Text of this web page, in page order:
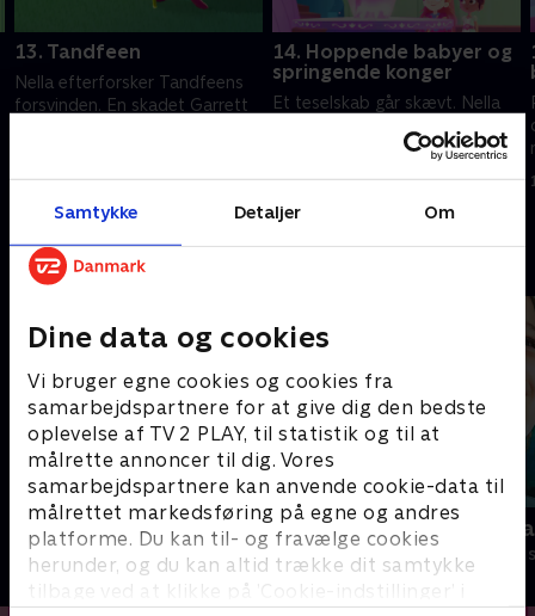
Samtykke Detaljer Om
Dine data og cookies
Vi bruger egne cookies og cookies fra
samarbejdspartnere for at give dig den bedste
oplevelse af TV 2 PLAY, til statistik og til at
målrette annoncer til dig. Vores
samarbejdspartnere kan anvende cookie-data til
målrettet markedsføring på egne og andres
platforme. Du kan til- og fravælge cookies
herunder, og du kan altid trække dit samtykke
tilbage ved at klikke på ’Cookie-indstillinger’ i
13. Tandfeen
Nella efterforsker Tandfeens
forsvinden. En skadet Garrett
1. januar 2023 • 21 min
14. Hoppende babyer og
springende konger
Et teselskab går skævt. Nella
bliver bedt om at sten-sitte.
1. januar 2023 • 21 min
Andre så også
Monstermaling
Børneserier • 1 sæsoner
Modig og
Børneserier •